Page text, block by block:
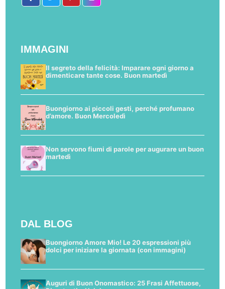
IMMAGINI
Il segreto della felicità: Imparare ogni giorno a
dimenticare tante cose. Buon martedì
Buongiorno ai piccoli gesti, perché profumano
d’amore. Buon Mercoledì
Non servono fiumi di parole per augurare un buon
martedì
DAL BLOG
Buongiorno Amore Mio! Le 20 espressioni più
dolci per iniziare la giornata (con immagini)
Auguri di Buon Onomastico: 25 Frasi Affettuose,